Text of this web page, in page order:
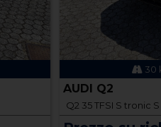
30
AUDI Q2
Q2 35 TFSI S tronic